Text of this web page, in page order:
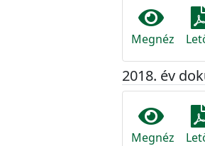
Megnéz
2018. év
Megnéz